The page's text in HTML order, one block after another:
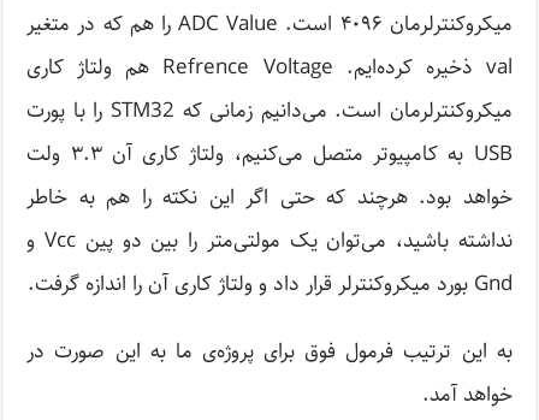
میکروکنترلرمان ۴۰۹۶ است. ADC Value را هم که در متغیر
val ذخیره کرده‌ایم. Refrence Voltage هم ولتاژ کاری
میکروکنترلرمان است. می‌دانیم زمانی که STM32 را با پورت
USB به کامپیوتر متصل می‌کنیم، ولتاژ کاری آن ۳.۳ ولت
خواهد بود. هرچند که حتی اگر این نکته را هم به خاطر
نداشته باشید، می‌توان یک مولتی‌متر را بین دو پین Vcc و
Gnd بورد میکروکنترلر قرار داد و ولتاژ کاری آن را اندازه گرفت.
به این ترتیب فرمول فوق برای پروژه‌ی ما به این صورت در
خواهد آمد.